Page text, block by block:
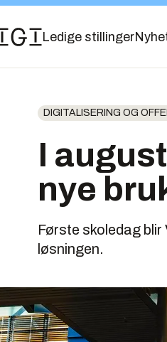
Ledige stillinger
DIGITALISERING OG
I
nye
Første skoledag
løsningen.